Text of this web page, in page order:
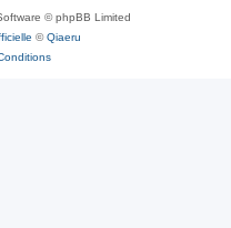
© phpBB Limited
©Qiaeru